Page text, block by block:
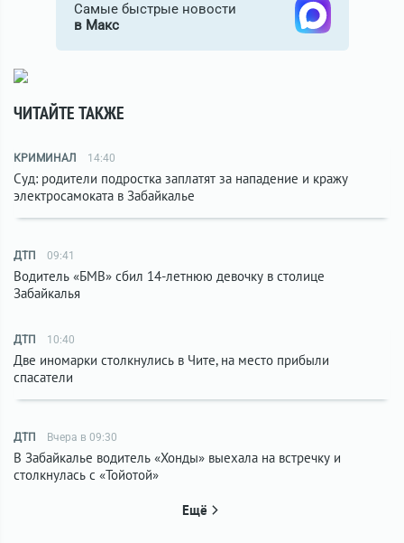
Самые быстрые новости
в Макс
ЧИТАЙТЕ ТАКЖЕ
КРИМИНАЛ 14:40
Суд: родители подростка заплатят за нападение и кражу
электросамоката в Забайкалье
ДТП 09:41
Водитель «БМВ» сбил 14-летнюю девочку в столице
Забайкалья
ДТП 10:40
Две иномарки столкнулись в Чите, на место прибыли
спасатели
ДТП Вчера в 09:30
В Забайкалье водитель «Хонды» выехала на встречку и
столкнулась с «Тойотой»
Ещё